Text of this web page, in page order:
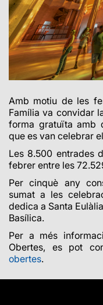
Amb motiu de les
Família va convidar
forma gratuïta amb
que es van celebrar
Les 8.500 entrades
febrer entre les
Per cinquè any
sumat a les
dedica a Santa
Basílica.
Per a més
Obertes, es pot
obertes.